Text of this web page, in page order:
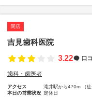
閉店
吉見歯科医院
3.22
口
歯科・歯医者
アクセス
滝井駅から470m （徒
本日の営業状況 定休日